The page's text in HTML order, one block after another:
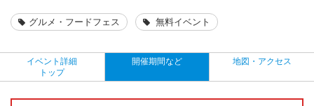
グルメ・フードフェス 無料イベント
イベント詳細
トップ
開催期間など 地図・アクセス